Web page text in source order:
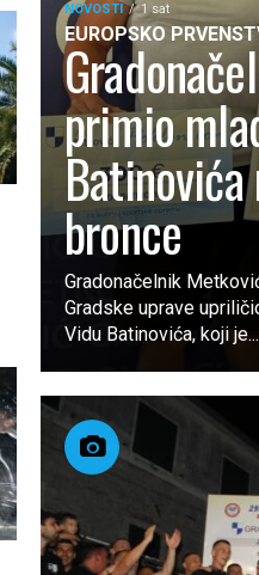
NOVOSTI 1 sat
EUROPSKO
primio
bronce
Gradonačelnik
Gradske uprave
Vidu Batinovića, koji je...